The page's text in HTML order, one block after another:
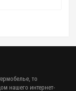
то
нашего интернет-